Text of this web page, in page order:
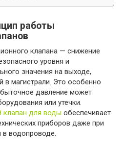
работы
клапана — снижение
уровня и
значения на выходе,
в магистрали. Это особенно
давление может
или утечки.
клапан для воды обеспечивает
приборов даже при
в водопроводе.